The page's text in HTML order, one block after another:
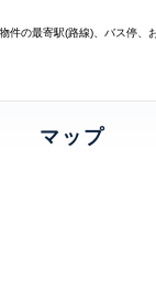
件の最寄駅(路線)、バス停、
マップ